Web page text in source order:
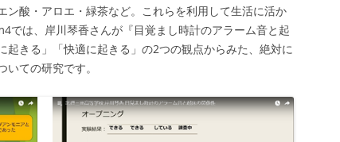
ン酸・アロエ・緑茶など。これらを利用して生活に活か
では、岸川琴香さんが『目覚まし時計のアラーム音と起
起きる」「快適に起きる」の2つの観点からみた、絶対に
ての研究です。